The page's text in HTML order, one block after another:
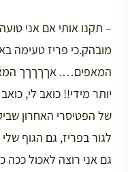
– תקנו אותי אם אני
מובהק.כי פריז טעימה
המאפים…. אךךךךך
יותר מידי!! כואב לי,
של הפטיסרי האחרון
לגור בפריז, גם הגוף
גם אני רוצה לאכול ככה